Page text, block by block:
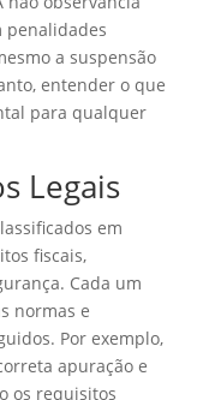
penalidades
a suspensão
entender o que
para qualquer
Legais
em
fiscais,
Cada um
normas e
Por exemplo,
apuração e
os requisitos